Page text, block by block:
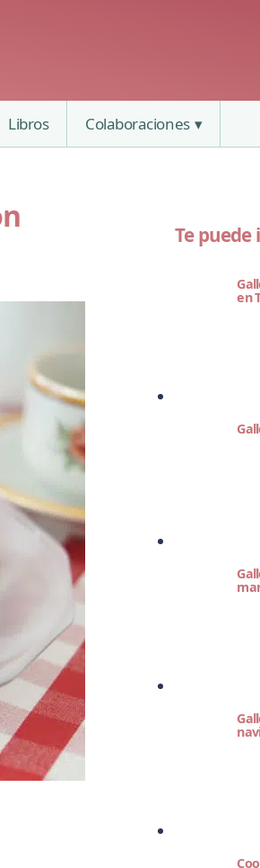
Libros Colaboraciones
Te
en